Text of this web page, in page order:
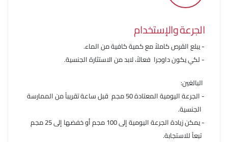
الجرعة والإستخدام
- يبلع القرص كاملاً مع كمية كافية من الماء.
- لكي يكون داوجرا فعالاً، لابد من الاستثارة الجنسية.
البالغين:
- الجرعة اليومية المعتادة 50 مجم قبل ساعة تقريباً من الممارسة
الجنسية.
- يمكن زيادة الجرعة اليومية إلى 100 مجم أو خفضها إلى 25 مجم
تبعاً للاستجابة.